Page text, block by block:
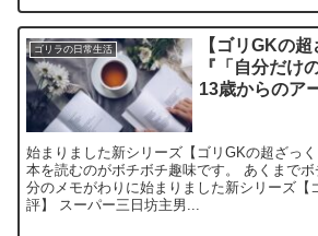
ゴリラの日常生活
【ゴリGKの
『「自分だけ
13歳からのア
始まりました新シリーズ【ゴリGKの超ざっく
本を読むのがボチボチ趣味です。 あくまで
分のメモがわりに始まりました新シリーズ【
評】 スーパー三日坊主男...